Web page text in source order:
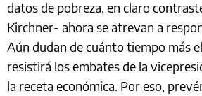
datos de pobreza, en claro
Kirchner- ahora se atrevan a
Aún dudan de cuánto tiempo más
resistirá los embates de la
la receta económica. Por eso,